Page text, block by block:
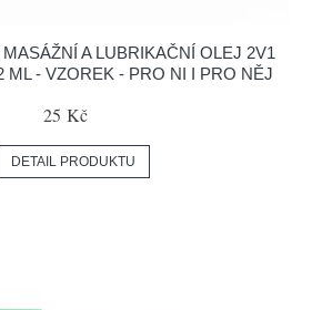
A LUBRIKAČNÍ OLEJ 2V1
ML - VZOREK - PRO NI I PRO NĚJ
25 Kč
DETAIL PRODUKTU